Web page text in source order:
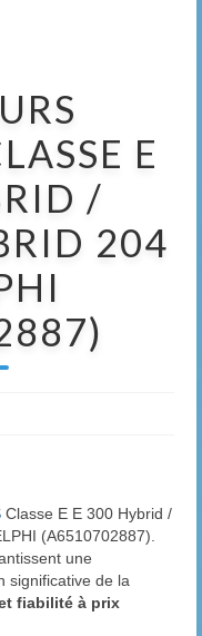
E
/
204
Classe E E 300 Hybrid /
(A6510702887).
une
significative de la
fiabilité à prix